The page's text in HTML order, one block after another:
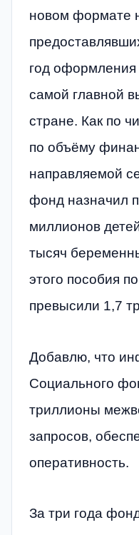
новом формате
год оформления
самой главной
стране. Как по
по объёму
направляемой
фонд назначил
миллионов
тысяч
этого пособия
превысили 1,7
Добавлю, что
Социального
триллионы
запросов,
оперативность.
За три года